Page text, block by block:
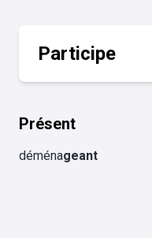
Participe
Présent
déménageant